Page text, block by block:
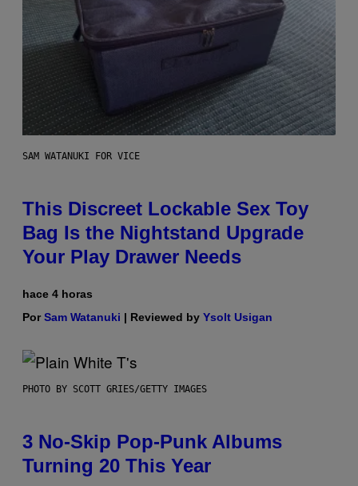
SAM WATANUKI FOR VICE
This Discreet Lockable Sex Toy
Bag Is the Nightstand Upgrade
Your Play Drawer Needs
hace 4 horas
PorSam Watanuki | Reviewed by Ysolt Usigan
PHOTO BY SCOTT GRIES/GETTY IMAGES
3 No-Skip Pop-Punk Albums
Turning 20 This Year